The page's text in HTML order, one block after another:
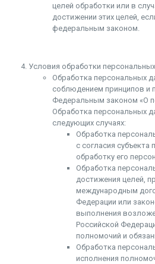
целей обработки или в
достижении этих целей,
федеральным законом.
Условия обработки
Обработка персональных
соблюдением принципов и
Федеральным законом «О
Обработка персональных
следующих случаях:
Обработка
с согласия
обработку его
Обработка
достижения целей,
международным
Федерации или
выполнения
Российской
полномочий и
Обработка
исполнения